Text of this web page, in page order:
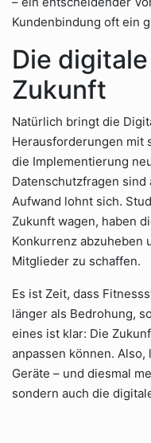
Kundenbindung oft ein
Die
Zukunft
Natürlich bringt die
Herausforderungen mit
die Implementierung
Datenschutzfragen
Aufwand lohnt sich.
Zukunft wagen, haben
Konkurrenz abzuheben
Mitglieder zu schaffen.
Es ist Zeit, dass
länger als Bedrohung,
eines ist klar: Die
anpassen können. Also,
Geräte – und diesmal
sondern auch die